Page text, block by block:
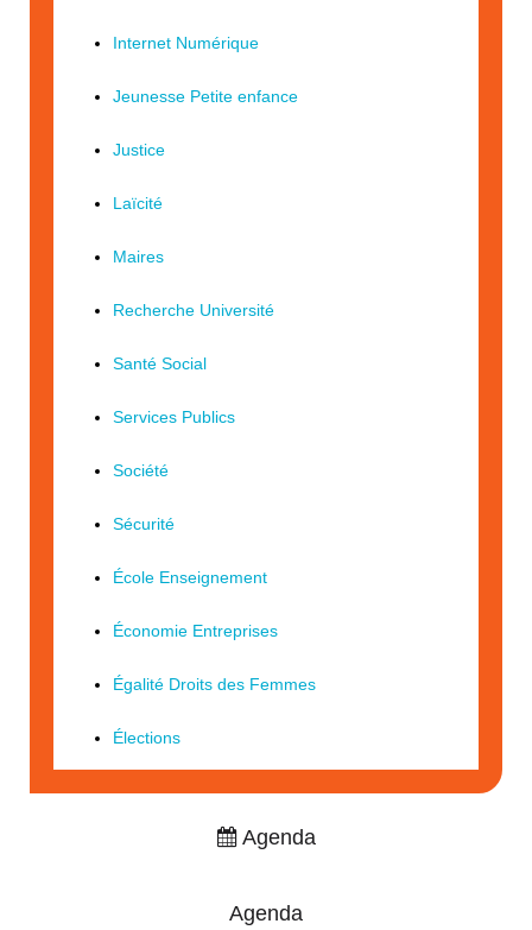
Internet Numérique
Jeunesse Petite enfance
Justice
Laïcité
Maires
Recherche Université
Santé Social
Services Publics
Société
Sécurité
École Enseignement
Économie Entreprises
Égalité Droits des Femmes
Élections
Agenda
Agenda